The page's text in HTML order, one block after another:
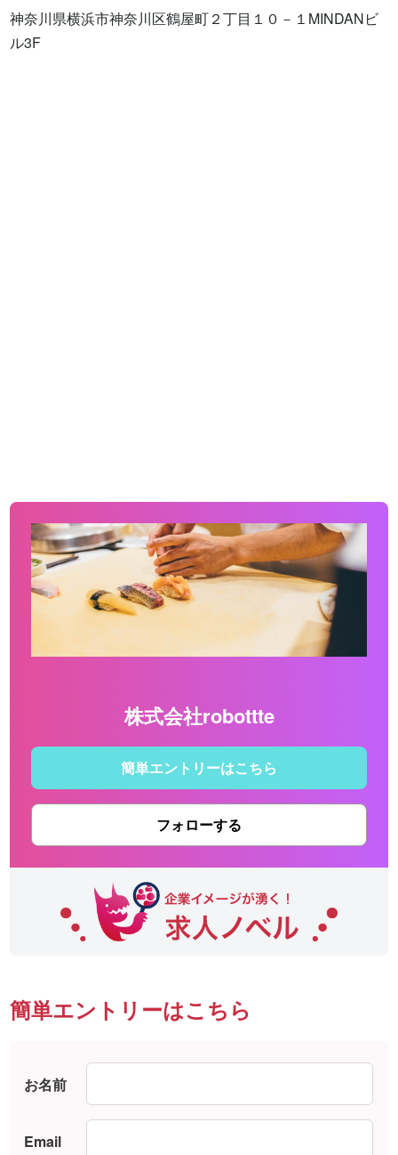
神奈川県横浜市神奈川区鶴屋町２丁目１０－１MINDANビ
ル3F
株式会社robottte
簡単エントリーはこちら
フォローする
簡単エントリーはこちら
お名前
Email